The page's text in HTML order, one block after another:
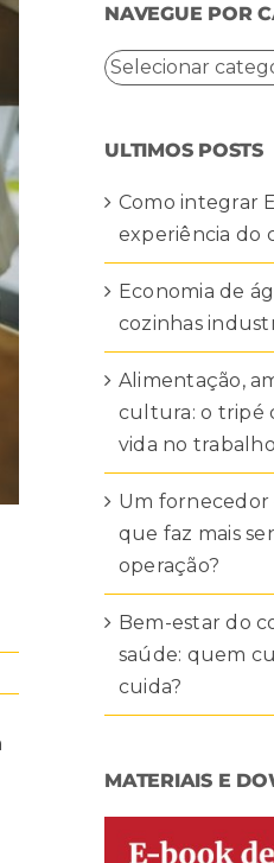
NAVEGUE POR
NAVEGUE
ULTIMOS POSTS
Como integrar
experiência do
Economia de
cozinhas
Alimentação,
cultura: o tripé
vida no trabalho
Um fornecedor
que faz mais
operação?
Bem-estar do
saúde: quem
cuida?
MATERIAIS E